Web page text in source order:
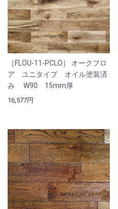
［FLOU-11-PCLO］ オークフロ
ア ユニタイプ オイル塗装済
み W90 15mm厚
16,577円